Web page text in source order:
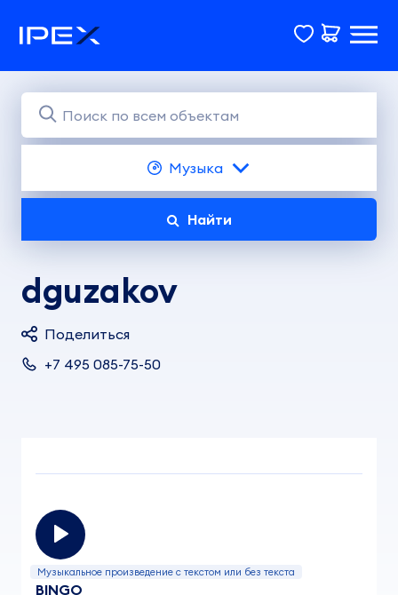
Музыка
Найти
dguzakov
Поделиться
+7 495 085-75-50
Музыкальное произведение с текстом или без текста
BINGO